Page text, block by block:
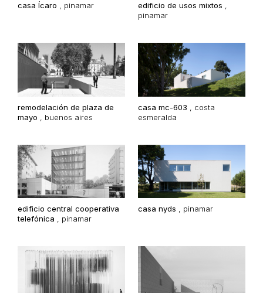
casa Ícaro pinamar edificio de usos mixtos
pinamar
remodelación de plaza de
mayo
buenos aires
casa mc-603
costa
esmeralda
edificio central cooperativa
telefónica
pinamar
casa nyds pinamar